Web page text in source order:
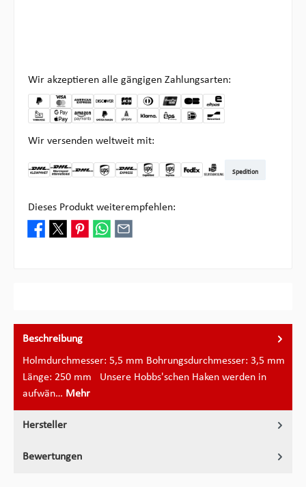
Wir akzeptieren alle gängigen Zahlungsarten:
Wir versenden weltweit mit:
Spedition
Dieses Produkt weiterempfehlen:
Beschreibung
Holmdurchmesser: 5,5 mm Bohrungsdurchmesser: 3,5 mm
Länge: 250 mm Unsere Hobbs'schen Haken werden in
aufwän… Mehr
Hersteller
Bewertungen